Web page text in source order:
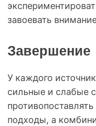
завоевать
Завершение
У каждого
сильные и слабые
подходы, а